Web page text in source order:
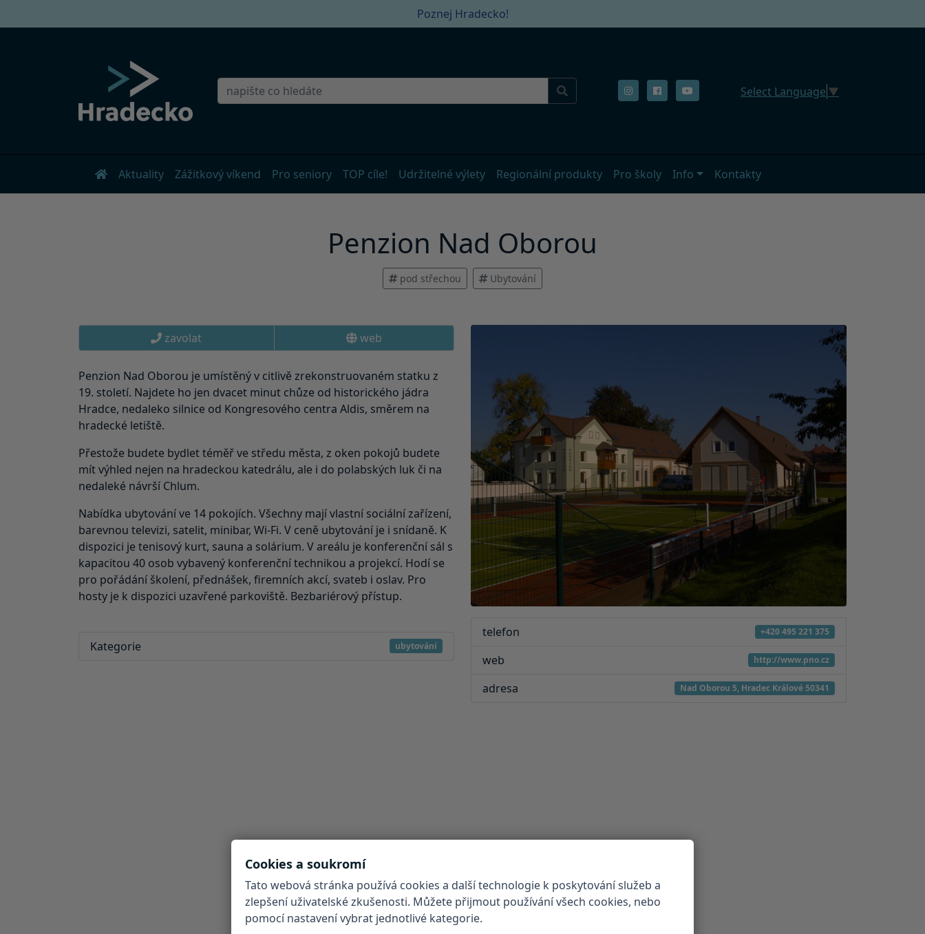
Poznej Hradecko!
Select Language ▼
Aktuality Zážitkový víkend Pro seniory TOP cíle! Udržitelné výlety Regionální produkty Pro školy Info Kontakty
Penzion Nad Oborou
pod střechou Ubytování
zavolat web
Penzion Nad Oborou je umístěný v citlivě zrekonstruovaném statku z
19. století. Najdete ho jen dvacet minut chůze od historického jádra
Hradce, nedaleko silnice od Kongresového centra Aldis, směrem na
hradecké letiště.
Přestože budete bydlet téměř ve středu města, z oken pokojů budete
mít výhled nejen na hradeckou katedrálu, ale i do polabských luk či na
nedaleké návrší Chlum.
Nabídka ubytování ve 14 pokojích. Všechny mají vlastní sociální zařízení,
barevnou televizi, satelit, minibar, Wi-Fi. V ceně ubytování je i snídaně. K
dispozici je tenisový kurt, sauna a solárium. V areálu je konferenční sál s
kapacitou 40 osob vybavený konferenční technikou a projekcí. Hodí se
pro pořádání školení, přednášek, firemních akcí, svateb i oslav. Pro
hosty je k dispozici uzavřené parkoviště. Bezbariérový přístup.
Kategorie ubytování
telefon +420 495 221 375
web http://www.pno.cz
adresa Nad Oborou 5, Hradec Králové 50341
Cookies a soukromí
Tato webová stránka používá cookies a další technologie k poskytování služeb a
zlepšení uživatelské zkušenosti. Můžete přijmout používání všech cookies, nebo
pomocí nastavení vybrat jednotlivé kategorie.